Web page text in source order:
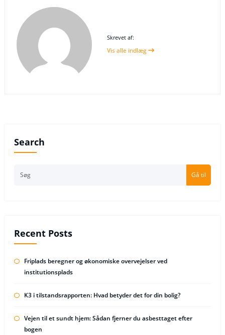
Skrevet af:
Vis alle indlæg
Search
Gå til
Recent Posts
Friplads beregner og økonomiske overvejelser ved
institutionsplads
K3 i tilstandsrapporten: Hvad betyder det for din bolig?
Vejen til et sundt hjem: Sådan fjerner du asbesttaget efter
bogen